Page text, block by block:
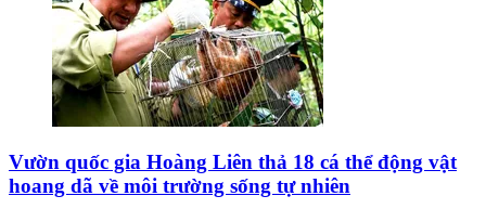
Vườn quốc gia Hoàng Liên thả 18 cá thể động vật
hoang dã về môi trường sống tự nhiên